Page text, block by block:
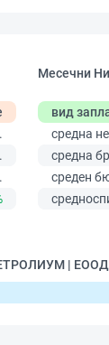
Месечни
вид
средна
средна
среден
| ЕООД